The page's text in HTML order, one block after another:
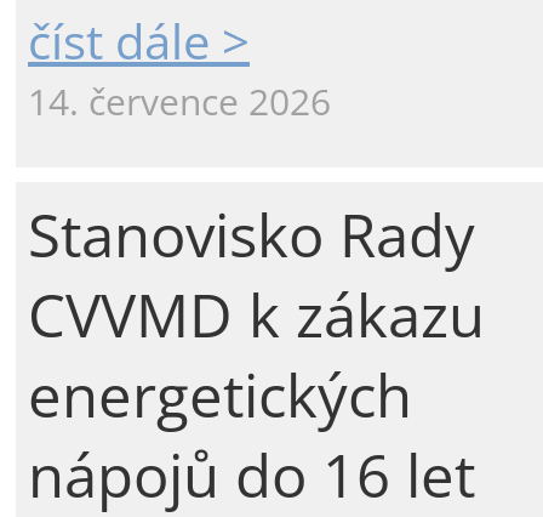
číst dále >
14. července 2026
Stanovisko Rady
CVVMD k zákazu
energetických
nápojů do 16 let